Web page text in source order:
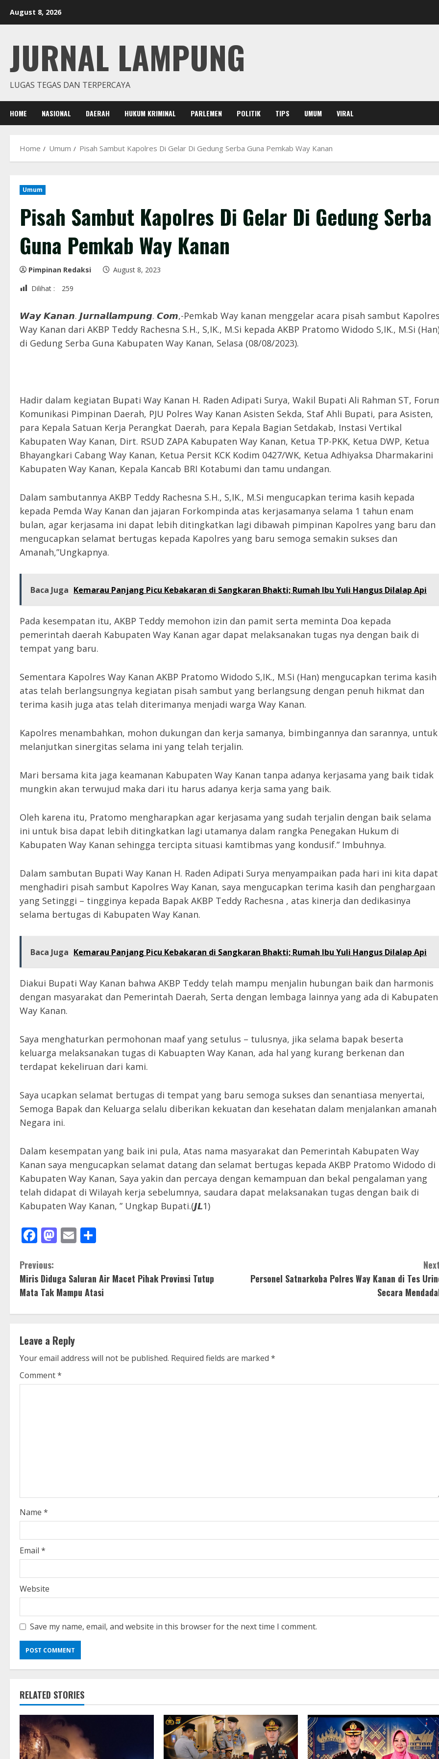
August 8, 2026
JURNAL LAMPUNG
LUGAS TEGAS DAN TERPERCAYA
HOME NASIONAL DAERAH HUKUM KRIMINAL PARLEMEN POLITIK TIPS UMUM VIRAL
Home Umum Pisah Sambut Kapolres Di Gelar Di Gedung Serba Guna Pemkab Way Kanan
Umum
Pisah Sambut Kapolres Di Gelar Di Gedung Serba
Guna Pemkab Way Kanan
Pimpinan Redaksi
August 8, 2023
Dilihat :
259
𝙒𝙖𝙮 𝙆𝙖𝙣𝙖𝙣. 𝙅𝙪𝙧𝙣𝙖𝙡𝙡𝙖𝙢𝙥𝙪𝙣𝙜. 𝘾𝙤𝙢,-Pemkab Way kanan menggelar acara pisah sambut Kapolres
Way Kanan dari AKBP Teddy Rachesna S.H., S,IK., M.Si kepada AKBP Pratomo Widodo S,IK., M.Si
di Gedung Serba Guna Kabupaten Way Kanan, Selasa (08/08/2023).
Hadir dalam kegiatan Bupati Way Kanan H. Raden Adipati Surya, Wakil Bupati Ali Rahman ST,
Komunikasi Pimpinan Daerah, PJU Polres Way Kanan Asisten Sekda, Staf Ahli Bupati, para Asisten,
para Kepala Satuan Kerja Perangkat Daerah, para Kepala Bagian Setdakab, Instasi Vertikal
Kabupaten Way Kanan, Dirt. RSUD ZAPA Kabupaten Way Kanan, Ketua TP-PKK, Ketua DWP, Ketua
Bhayangkari Cabang Way Kanan, Ketua Persit KCK Kodim 0427/WK, Ketua Adhiyaksa Dharmakarini
Kabupaten Way Kanan, Kepala Kancab BRI Kotabumi dan tamu undangan.
Dalam sambutannya AKBP Teddy Rachesna S.H., S,IK., M.Si mengucapkan terima kasih kepada
kepada Pemda Way Kanan dan jajaran Forkompinda atas kerjasamanya selama 1 tahun enam
bulan, agar kerjasama ini dapat lebih ditingkatkan lagi dibawah pimpinan Kapolres yang baru dan
mengucapkan selamat bertugas kepada Kapolres yang baru semoga semakin sukses dan
Amanah,”Ungkapnya.
Baca Juga Kemarau Panjang Picu Kebakaran di Sangkaran Bhakti; Rumah Ibu Yuli Hangus Dilalap Api
Pada kesempatan itu, AKBP Teddy memohon izin dan pamit serta meminta Doa kepada
pemerintah daerah Kabupaten Way Kanan agar dapat melaksanakan tugas nya dengan baik di
tempat yang baru.
Sementara Kapolres Way Kanan AKBP Pratomo Widodo S,IK., M.Si (Han) mengucapkan terima kasih
atas telah berlangsungnya kegiatan pisah sambut yang berlangsung dengan penuh hikmat dan
terima kasih juga atas telah diterimanya menjadi warga Way Kanan.
Kapolres menambahkan, mohon dukungan dan kerja samanya, bimbingannya dan sarannya, untuk
melanjutkan sinergitas selama ini yang telah terjalin.
Mari bersama kita jaga keamanan Kabupaten Way Kanan tanpa adanya kerjasama yang baik tidak
mungkin akan terwujud maka dari itu harus adanya kerja sama yang baik.
Oleh karena itu, Pratomo mengharapkan agar kerjasama yang sudah terjalin dengan baik selama
ini untuk bisa dapat lebih ditingkatkan lagi utamanya dalam rangka Penegakan Hukum di
Kabupaten Way Kanan sehingga tercipta situasi kamtibmas yang kondusif.” Imbuhnya.
Dalam sambutan Bupati Way Kanan H. Raden Adipati Surya menyampaikan pada hari ini kita dapat
menghadiri pisah sambut Kapolres Way Kanan, saya mengucapkan terima kasih dan penghargaan
yang Setinggi – tingginya kepada Bapak AKBP Teddy Rachesna , atas kinerja dan dedikasinya
selama bertugas di Kabupaten Way Kanan.
Baca Juga Kemarau Panjang Picu Kebakaran di Sangkaran Bhakti; Rumah Ibu Yuli Hangus Dilalap Api
Diakui Bupati Way Kanan bahwa AKBP Teddy telah mampu menjalin hubungan baik dan harmonis
dengan masyarakat dan Pemerintah Daerah, Serta dengan lembaga lainnya yang ada di Kabupaten
Way Kanan.
Saya menghaturkan permohonan maaf yang setulus – tulusnya, jika selama bapak beserta
keluarga melaksanakan tugas di Kabuapten Way Kanan, ada hal yang kurang berkenan dan
terdapat kekeliruan dari kami.
Saya ucapkan selamat bertugas di tempat yang baru semoga sukses dan senantiasa menyertai,
Semoga Bapak dan Keluarga selalu diberikan kekuatan dan kesehatan dalam menjalankan amanah
Negara ini.
Dalam kesempatan yang baik ini pula, Atas nama masyarakat dan Pemerintah Kabupaten Way
Kanan saya mengucapkan selamat datang dan selamat bertugas kepada AKBP Pratomo Widodo di
Kabupaten Way Kanan, Saya yakin dan percaya dengan kemampuan dan bekal pengalaman yang
telah didapat di Wilayah kerja sebelumnya, saudara dapat melaksanakan tugas dengan baik di
Kabupaten Way Kanan, ” Ungkap Bupati.(𝙅𝙇1)
Facebook
Mastodon
Email
C
o
n
i
n
u
d
i
n
g
Previous:
Miris Diduga Saluran Air Macet Pihak Provinsi Tutup
Mata Tak Mampu Atasi
Personel Satnarkoba Polres Way Kanan di Tes
Secara
Leave a Reply
Your email address will not be published. Required fields are marked *
Comment*
Name *
Email *
Website
Save my name, email, and website in this browser for the next time I comment.
RELATED STORIES